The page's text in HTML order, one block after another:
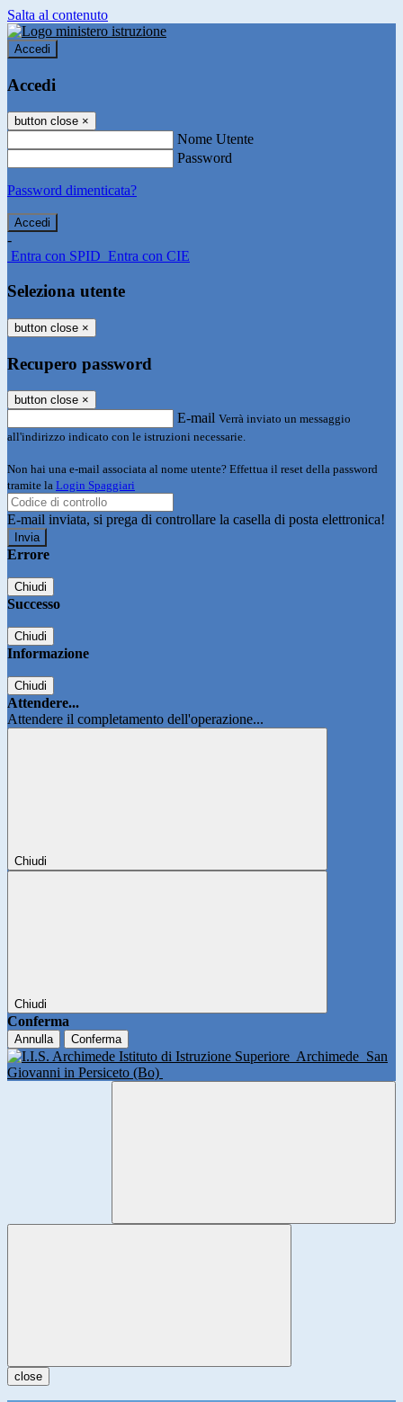
Salta al contenuto
Accedi
Accedi
button close ×
Nome Utente
Password
Password dimenticata?
-
Entra con SPID Entra con CIE
Seleziona utente
button close ×
Recupero password
button close ×
E-mail Verrà inviato un messaggio
all'indirizzo indicato con le istruzioni necessarie.
Non hai una e-mail associata al nome utente? Effettua il reset della password
tramite la Login Spaggiari
E-mail inviata, si prega di controllare la casella di posta elettronica!
Errore
Chiudi
Successo
Chiudi
Informazione
Chiudi
Attendere...
Attendere il completamento dell'operazione...
Chiudi
Chiudi
Conferma
Annulla Conferma
Istituto di Istruzione Superiore Archimede San
Giovanni in Persiceto (Bo)
close